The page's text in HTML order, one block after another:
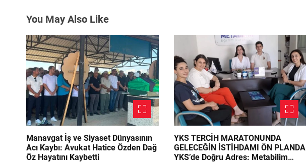
e
s
i
You May Also Like
Manavgat İş ve Siyaset Dünyasının
Acı Kaybı: Avukat Hatice Özden Dağ
Öz Hayatını Kaybetti
YKS TERCİH MARATONUNDA
GELECEĞİN İSTİHDAMI ÖN PLANDA
YKS’de Doğru Adres: Metabilim